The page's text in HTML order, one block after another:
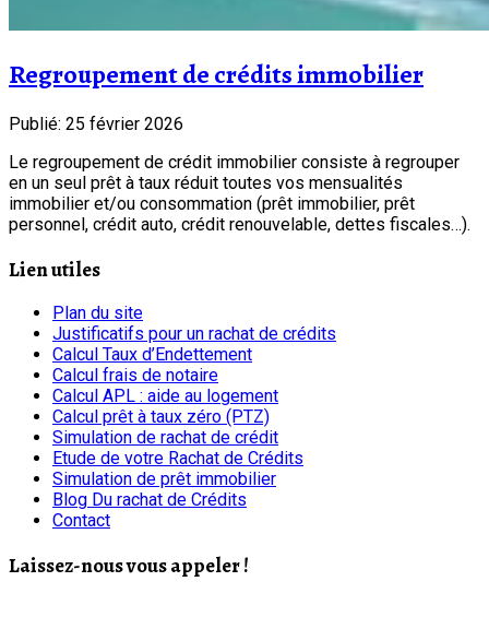
Regroupement de crédits immobilier
Publié: 25 février 2026
Le regroupement de crédit immobilier consiste à regrouper
en un seul prêt à taux réduit toutes vos mensualités
immobilier et/ou consommation (prêt immobilier, prêt
personnel, crédit auto, crédit renouvelable, dettes fiscales…).
Lien utiles
Plan du site
Justificatifs pour un rachat de crédits
Calcul Taux d’Endettement
Calcul frais de notaire
Calcul APL : aide au logement
Calcul prêt à taux zéro (PTZ)
Simulation de rachat de crédit
Etude de votre Rachat de Crédits
Simulation de prêt immobilier
Blog Du rachat de Crédits
Contact
Laissez-nous vous appeler !